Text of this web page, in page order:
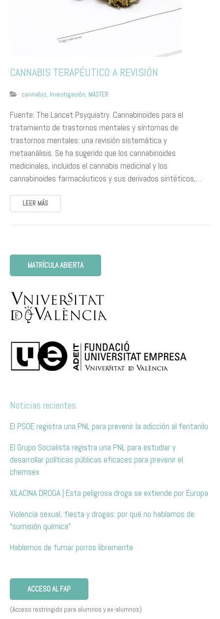
CANNABIS TERAPÉUTICO A REVISIÓN
cannabis, Investigación, MÁSTER
Fuente: The Lancet Psyquiatry. Cannabinoides para el
tratamiento de trastornos mentales y síntomas de
trastornos mentales: una revisión sistemática y
metaanálisis. Se ha sugerido que los cannabinoides
medicinales, incluidos el cannabis medicinal y los
cannabinoides farmacéuticos y sus derivados sintéticos,…
LEER MÁS
MATRÍCULA ABIERTA
Noticias recientes
El PSOE registra una PNL para prevenir la adicción al fentanilo
El Grupo Socialista registra una PNL para estudiar y
desarrollar políticas públicas eficaces para prevenir el
chemsex
XILACINA DROGA | Esta peligrosa droga se extiende por Europa
Violencia sexual, fiesta y drogas: por qué no hablamos de
“sumisión química”
Hablemos de fumar porros libremente
ACCESO AL FAP
(Acceso restringido para alumnos y ex-alumnos)